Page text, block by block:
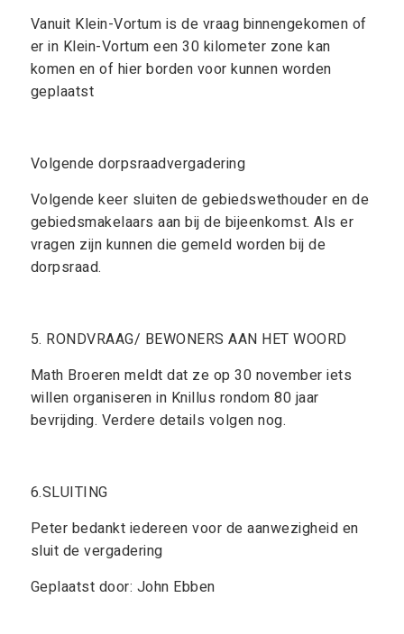
Vanuit Klein-Vortum is de vraag binnengekomen of
er in Klein-Vortum een 30 kilometer zone kan
komen en of hier borden voor kunnen worden
geplaatst
Volgende dorpsraadvergadering
Volgende keer sluiten de gebiedswethouder en de
gebiedsmakelaars aan bij de bijeenkomst. Als er
vragen zijn kunnen die gemeld worden bij de
dorpsraad.
5. RONDVRAAG/ BEWONERS AAN HET WOORD
Math Broeren meldt dat ze op 30 november iets
willen organiseren in Knillus rondom 80 jaar
bevrijding. Verdere details volgen nog.
6.SLUITING
Peter bedankt iedereen voor de aanwezigheid en
sluit de vergadering
Geplaatst door: John Ebben